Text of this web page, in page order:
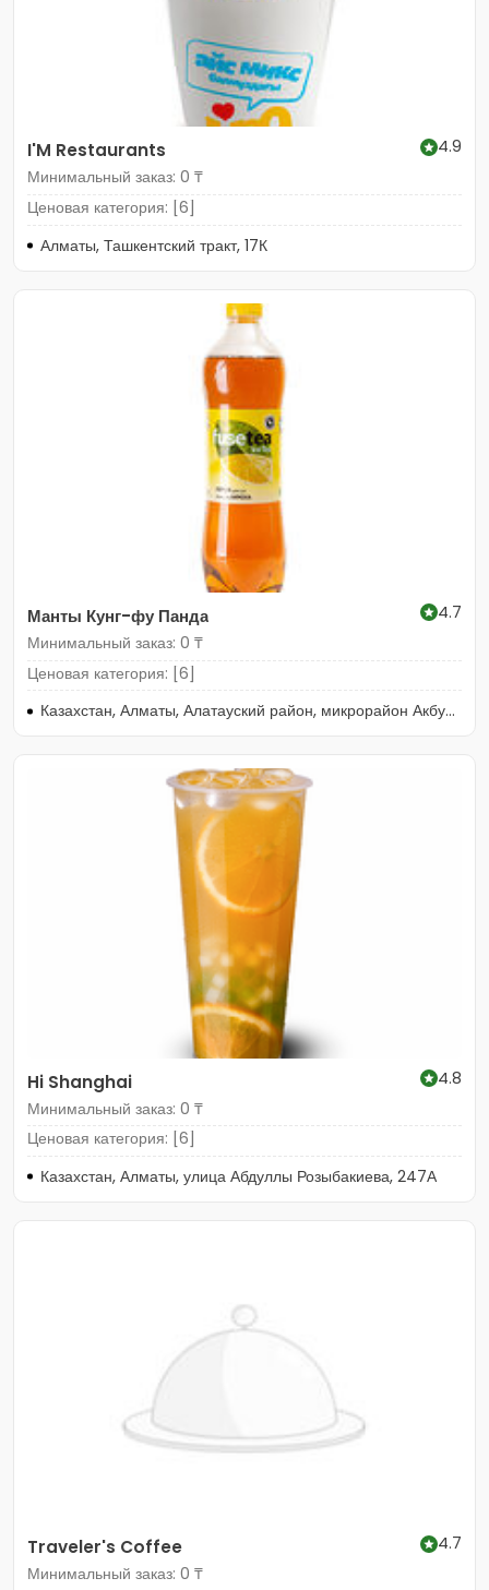
I'M Restaurants
4.9
Минимальный заказ: 0 ₸
Ценовая категория: [6]
Алматы, Ташкентский тракт, 17К
Манты Кунг-фу Панда
4.7
Минимальный заказ: 0 ₸
Ценовая категория: [6]
Казахстан, Алматы, Алатауский район, микрорайон Акбулак, улица Хан Шатыр, 273
Hi Shanghai
4.8
Минимальный заказ: 0 ₸
Ценовая категория: [6]
Казахстан, Алматы, улица Абдуллы Розыбакиева, 247А
Traveler's Coffee
4.7
Минимальный заказ: 0 ₸